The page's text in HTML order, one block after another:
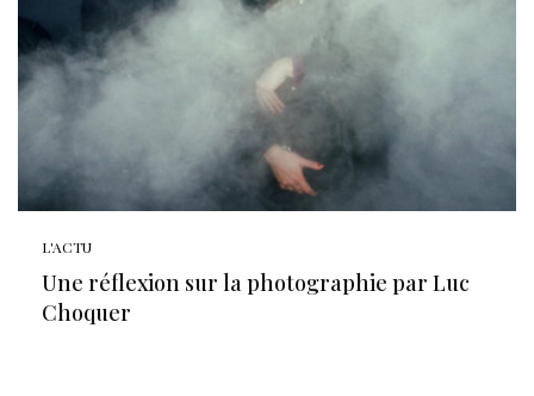
L'ACTU
Une réflexion sur la photographie par Luc
Choquer